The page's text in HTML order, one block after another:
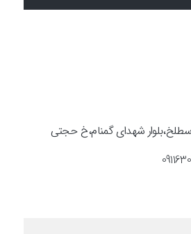
شهدای گمنام،خ حجتی